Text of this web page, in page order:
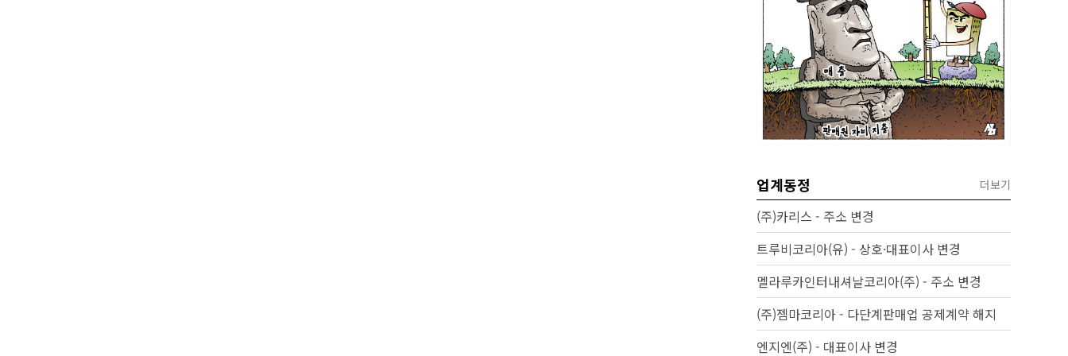
업계동정 더보기
(주)카리스 - 주소 변경
트루비코리아(유) - 상호·대표이사 변경
멜라루카인터내셔날코리아(주) - 주소 변경
(주)젬마코리아 - 다단계판매업 공제계약 해지
엔지엔(주) - 대표이사 변경